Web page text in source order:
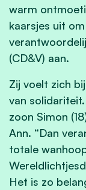
warm
kaarsjes uit
(CD&V) aan.
Zij voelt zich
van
zoon Simon
Ann. “Dan
totale
Het is zo